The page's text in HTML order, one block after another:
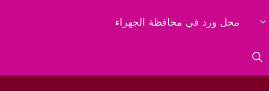
محل ورد في محافظة الجهراء